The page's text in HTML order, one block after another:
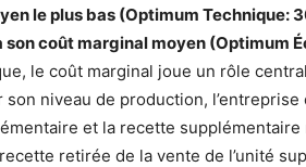
le plus bas (Optimum Technique:
coût marginal moyen (Optimum
le coût marginal joue un rôle
niveau de production,
et la recette
retirée de la vente de l’unité